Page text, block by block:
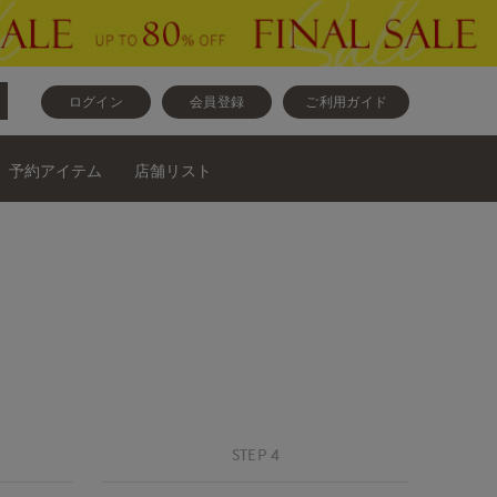
ログイン 会員登録 ご利用ガイド
予約アイテム 店舗リスト
STEP 4